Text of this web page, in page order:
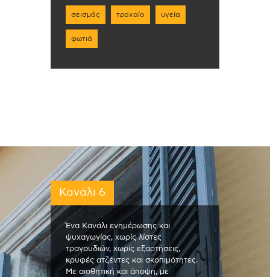
σεισμός τροχαίο υγεία
φωτιά
Κανάλι 6
Ένα Κανάλι ενημέρωσης και
ψυχαγωγίας, χωρίς λίστες
τραγουδιών, χωρίς εξαρτήσεις,
κρυφές ατζέντες και σκοπιμότητες.
Με αισθητική και άποψη, με